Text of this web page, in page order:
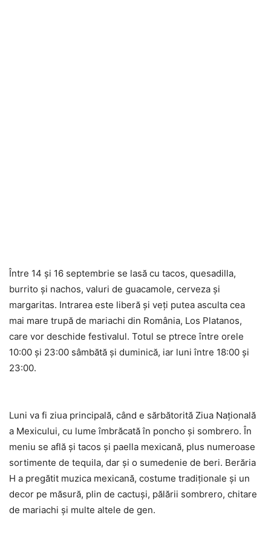
Între 14 şi 16 septembrie se lasă cu tacos, quesadilla,
burrito şi nachos, valuri de guacamole, cerveza şi
margaritas. Intrarea este liberă şi veţi putea asculta cea
mai mare trupă de mariachi din România, Los Platanos,
care vor deschide festivalul. Totul se ptrece între orele
10:00 şi 23:00 sâmbătă şi duminică, iar luni între 18:00 şi
23:00.
Luni va fi ziua principală, când e sărbătorită Ziua Naţională
a Mexicului, cu lume îmbrăcată în poncho şi sombrero. În
meniu se află şi tacos şi paella mexicană, plus numeroase
sortimente de tequila, dar şi o sumedenie de beri. Berăria
H a pregătit muzica mexicană, costume tradiţionale şi un
decor pe măsură, plin de cactuşi, pălării sombrero, chitare
de mariachi şi multe altele de gen.